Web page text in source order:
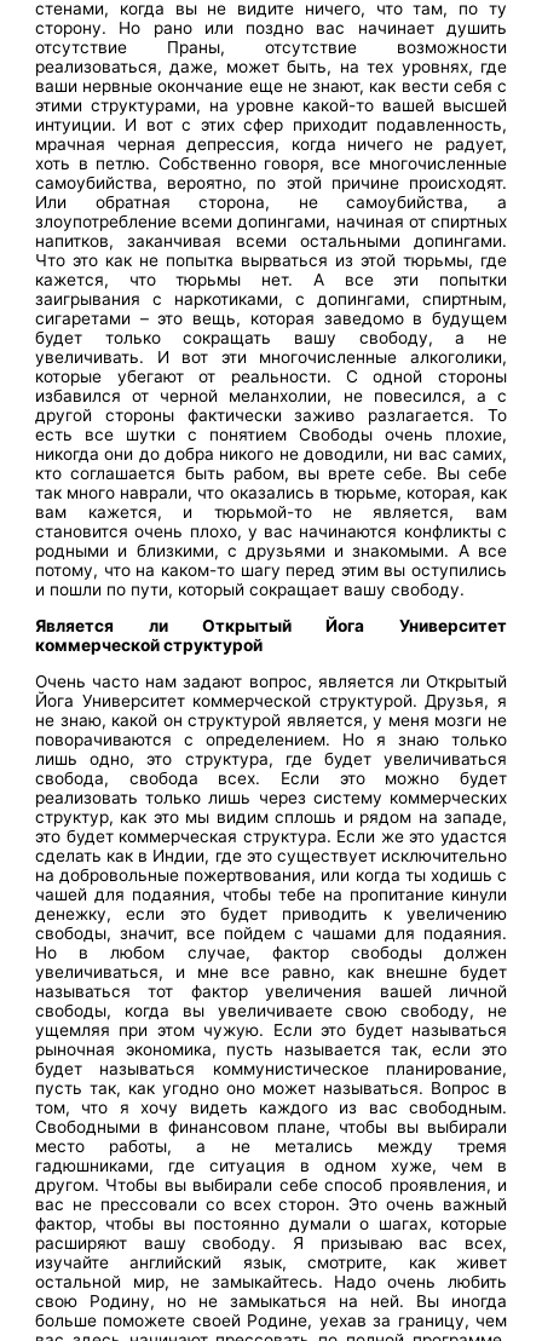
стенами, когда вы не видите ничего, что там, по ту
сторону. Но рано или поздно вас начинает душить
отсутствие Праны, отсутствие возможности
реализоваться, даже, может быть, на тех уровнях, где
ваши нервные окончание еще не знают, как вести себя с
этими структурами, на уровне какой-то вашей высшей
интуиции. И вот с этих сфер приходит подавленность,
мрачная черная депрессия, когда ничего не радует,
хоть в петлю. Собственно говоря, все многочисленные
самоубийства, вероятно, по этой причине происходят.
Или обратная сторона, не самоубийства, а
злоупотребление всеми допингами, начиная от спиртных
напитков, заканчивая всеми остальными допингами.
Что это как не попытка вырваться из этой тюрьмы, где
кажется, что тюрьмы нет. А все эти попытки
заигрывания с наркотиками, с допингами, спиртным,
сигаретами – это вещь, которая заведомо в будущем
будет только сокращать вашу свободу, а не
увеличивать. И вот эти многочисленные алкоголики,
которые убегают от реальности. С одной стороны
избавился от черной меланхолии, не повесился, а с
другой стороны фактически заживо разлагается. То
есть все шутки с понятием Свободы очень плохие,
никогда они до добра никого не доводили, ни вас самих,
кто соглашается быть рабом, вы врете себе. Вы себе
так много наврали, что оказались в тюрьме, которая, как
вам кажется, и тюрьмой-то не является, вам
становится очень плохо, у вас начинаются конфликты с
родными и близкими, с друзьями и знакомыми. А все
потому, что на каком-то шагу перед этим вы оступились
и пошли по пути, который сокращает вашу свободу.
Является ли Открытый Йога Университет
коммерческой структурой
Очень часто нам задают вопрос, является ли Открытый
Йога Университет коммерческой структурой. Друзья, я
не знаю, какой он структурой является, у меня мозги не
поворачиваются с определением. Но я знаю только
лишь одно, это структура, где будет увеличиваться
свобода, свобода всех. Если это можно будет
реализовать только лишь через систему коммерческих
структур, как это мы видим сплошь и рядом на западе,
это будет коммерческая структура. Если же это удастся
сделать как в Индии, где это существует исключительно
на добровольные пожертвования, или когда ты ходишь с
чашей для подаяния, чтобы тебе на пропитание кинули
денежку, если это будет приводить к увеличению
свободы, значит, все пойдем с чашами для подаяния.
Но в любом случае, фактор свободы должен
увеличиваться, и мне все равно, как внешне будет
называться тот фактор увеличения вашей личной
свободы, когда вы увеличиваете свою свободу, не
ущемляя при этом чужую. Если это будет называться
рыночная экономика, пусть называется так, если это
будет называться коммунистическое планирование,
пусть так, как угодно оно может называться. Вопрос в
том, что я хочу видеть каждого из вас свободным.
Свободными в финансовом плане, чтобы вы выбирали
место работы, а не метались между тремя
гадюшниками, где ситуация в одном хуже, чем в
другом. Чтобы вы выбирали себе способ проявления, и
вас не прессовали со всех сторон. Это очень важный
фактор, чтобы вы постоянно думали о шагах, которые
расширяют вашу свободу. Я призываю вас всех,
изучайте английский язык, смотрите, как живет
остальной мир, не замыкайтесь. Надо очень любить
свою Родину, но не замыкаться на ней. Вы иногда
больше поможете своей Родине, уехав за границу, чем